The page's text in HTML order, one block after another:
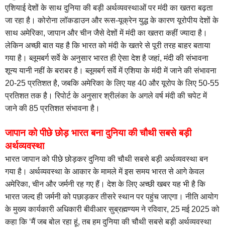
एशियाई देशों के साथ दुनिया की बड़ी अर्थव्यवस्थाओं पर मंदी का खतरा बढ़ता
जा रहा है। कोरोना लॉकडाउन और रूस-यूक्रेन युद्ध के कारण यूरोपीय देशों के
साथ अमेरिका, जापान और चीन जैसे देशों में मंदी का खतरा कहीं ज्‍यादा है।
लेकिन अच्छी बात यह है कि भारत को मंदी के खतरे से पूरी तरह बाहर बताया
गया है। ब्लूमबर्ग सर्वे के अनुसार भारत ही ऐसा देश है जहां, मंदी की संभावना
शून्य यानी नहीं के बराबर है। ब्लूमबर्ग सर्वे में एशिया के मंदी में जाने की संभावना
20-25 प्रतिशत है, जबकि अमेरिका के लिए यह 40 और यूरोप के लिए 50-55
प्रतिशत तक है। रिपोर्ट के अनुसार श्रीलंका के अगले वर्ष मंदी की चपेट में
जाने की 85 प्रतिशत संभावना है।
जापान को पीछे छोड़ भारत बना दुनिया की चौथी सबसे बड़ी
अर्थव्यवस्था
भारत जापान को पीछे छोड़कर दुनिया की चौथी सबसे बड़ी अर्थव्यवस्था बन
गया है। अर्थव्यवस्था के आकार के मामले में इस समय भारत से आगे केवल
अमेरिका, चीन और जर्मनी रह गए हैं। देश के लिए अच्छी खबर यह भी है कि
भारत जल्द ही जर्मनी को पछाड़कर तीसरे स्थान पर पहुंच जाएगा। नीति आयोग
के मुख्य कार्यकारी अधिकारी बीवीआर सुब्रह्मण्यम ने रविवार, 25 मई 2025 को
कहा कि ‘मैं जब बोल रहा हूं, तब हम दुनिया की चौथी सबसे बड़ी अर्थव्यवस्था